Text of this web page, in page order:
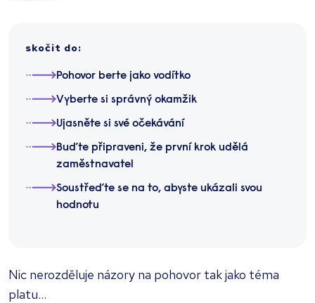
skočit do:
Pohovor berte jako vodítko
Vyberte si správný okamžik
Ujasněte si své očekávání
Buďte připraveni, že první krok udělá
zaměstnavatel
Soustřeďte se na to, abyste ukázali svou
hodnotu
Nic nerozděluje názory na pohovor tak jako téma
platu...